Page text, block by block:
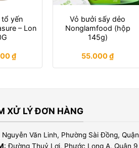
tổ yến
– Lon
₫
Vỏ bưởi sấy dẻo
Nonglamfood (hộp
145g)
55.000₫
XỬ LÝ ĐƠN HÀNG
Văn Linh, Phường Sài Đồng, Quận
: Đường Thuỷ Lợi, Phước Long A, Quận 9